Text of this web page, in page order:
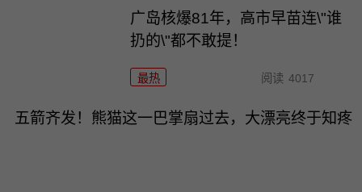
广岛核爆81年，高市早苗连\"谁
扔的\"都不敢提！
最热 阅读 4017
五箭齐发！熊猫这一巴掌扇过去，大漂亮终于知疼